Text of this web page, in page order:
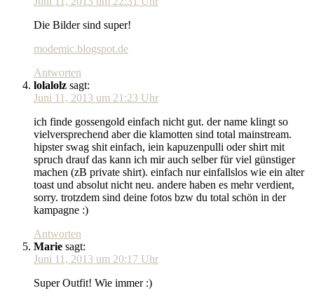
Die Bilder sind super!
modemic.blogspot.de
Antworten
lolalolz sagt:
Juni 11, 2013 um 21:23 Uhr
ich finde gossengold einfach nicht gut. der name klingt so
vielversprechend aber die klamotten sind total mainstream.
hipster swag shit einfach, iein kapuzenpulli oder shirt mit
spruch drauf das kann ich mir auch selber für viel günstiger
machen (zB private shirt). einfach nur einfallslos wie ein alter
toast und absolut nicht neu. andere haben es mehr verdient,
sorry. trotzdem sind deine fotos bzw du total schön in der
kampagne :)
Antworten
Marie sagt:
Juni 11, 2013 um 20:17 Uhr
Super Outfit! Wie immer :)